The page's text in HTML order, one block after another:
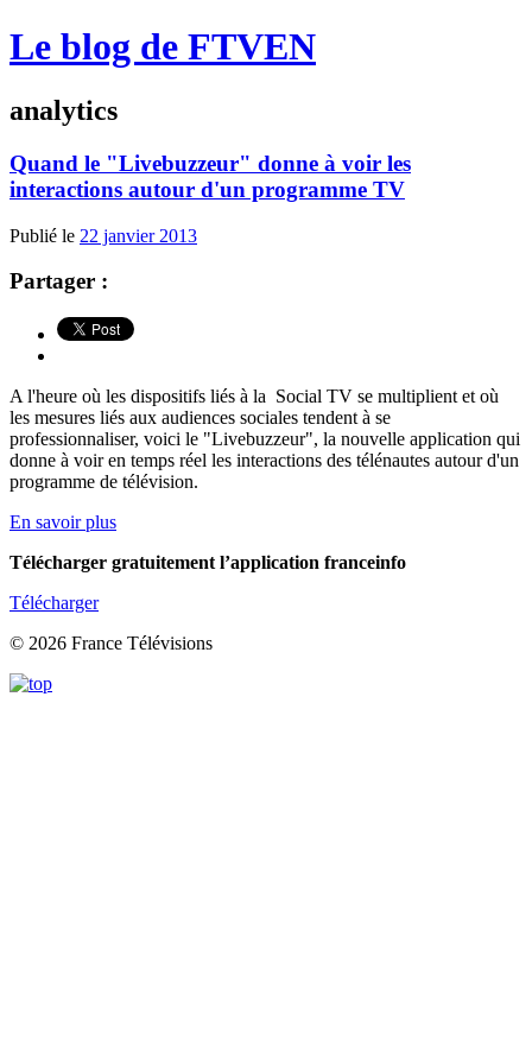
Le blog de FTVEN
analytics
Quand le "Livebuzzeur" donne à voir les
interactions autour d'un programme TV
Publié le 22 janvier 2013
Partager :
A l'heure où les dispositifs liés à la Social TV se multiplient et où
les mesures liés aux audiences sociales tendent à se
professionnaliser, voici le "Livebuzzeur", la nouvelle application qui
donne à voir en temps réel les interactions des télénautes autour d'un
programme de télévision.
En savoir plus
Télécharger gratuitement l’application franceinfo
Télécharger
© 2026 France Télévisions